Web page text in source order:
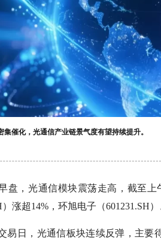
催化，光通信产业链景气度有望持续提升。
盘，光通信模块震荡走高，截至上
）涨超14%，环旭电子（601231.SH
易日，光通信板块连续反弹，主要